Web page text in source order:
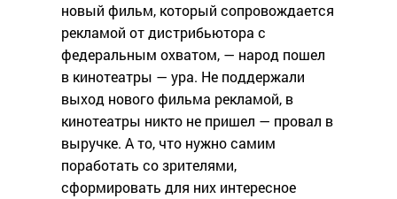
новый фильм, который сопровождается
рекламой от дистрибьютора с
федеральным охватом, — народ пошел
в кинотеатры — ура. Не поддержали
выход нового фильма рекламой, в
кинотеатры никто не пришел — провал в
выручке. А то, что нужно самим
поработать со зрителями,
сформировать для них интересное